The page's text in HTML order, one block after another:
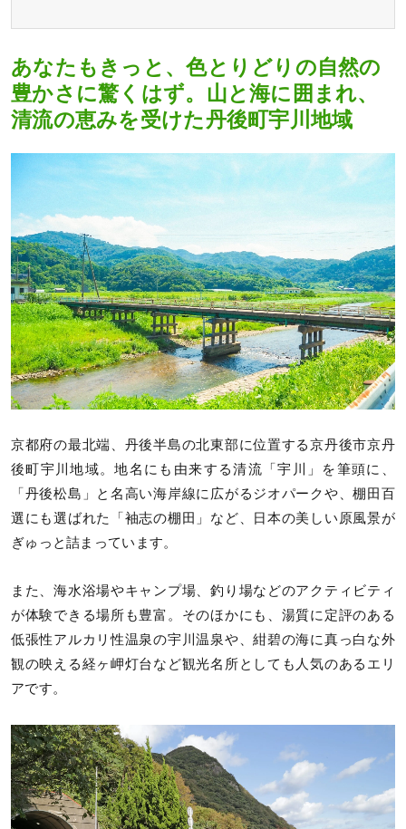
あなたもきっと、色とりどりの自然の
豊かさに驚くはず。山と海に囲まれ、
清流の恵みを受けた丹後町宇川地域
京都府の最北端、丹後半島の北東部に位置する京丹後市京丹
後町宇川地域。地名にも由来する清流「宇川」を筆頭に、
「丹後松島」と名高い海岸線に広がるジオパークや、棚田百
選にも選ばれた「袖志の棚田」など、日本の美しい原風景が
ぎゅっと詰まっています。
また、海水浴場やキャンプ場、釣り場などのアクティビティ
が体験できる場所も豊富。そのほかにも、湯質に定評のある
低張性アルカリ性温泉の宇川温泉や、紺碧の海に真っ白な外
観の映える経ヶ岬灯台など観光名所としても人気のあるエリ
アです。